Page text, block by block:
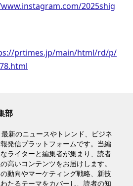
2025shig
prtimes.jp/main/html/rd/p/
部
新のニュースやトレンド、ビジネ
発信プラットフォームです。当編
ライターと編集者が集まり、読者
高いコンテンツをお届けします。
動向やマーケティング戦略、新技
たるテーマをカバーし、読者の知